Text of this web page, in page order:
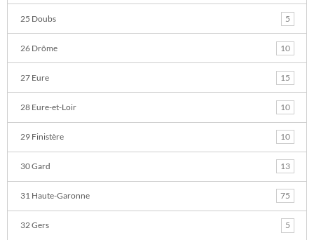
25 Doubs 5
26 Drôme 10
27 Eure 15
28 Eure-et-Loir 10
29 Finistère 10
30 Gard 13
31 Haute-Garonne 75
32 Gers 5